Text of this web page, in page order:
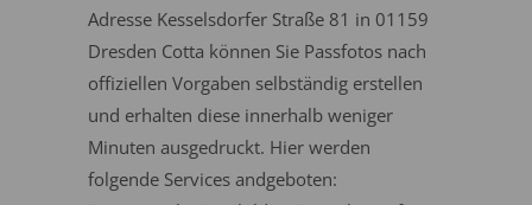
Adresse Kesselsdorfer Straße 81 in 01159
Dresden Cotta können Sie Passfotos nach
offiziellen Vorgaben selbständig erstellen
und erhalten diese innerhalb weniger
Minuten ausgedruckt. Hier werden
folgende Services andgeboten: